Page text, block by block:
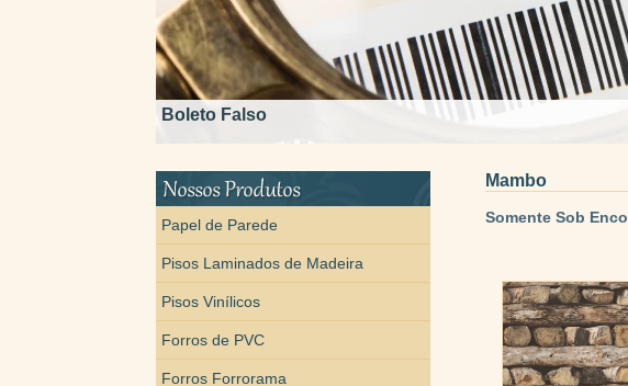
Boleto Falso
Papel de Parede
Pisos Laminados de Madeira
Pisos Vinílicos
Forros de PVC
Forros Forrorama
Mambo
Somente Sob